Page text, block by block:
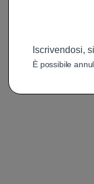
Iscrivendosi,
È possibile